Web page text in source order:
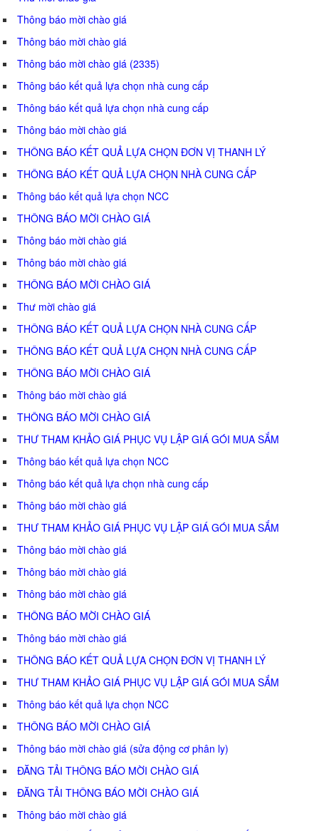
Thông báo mời chào giá
Thông báo mời chào giá
Thông báo mời chào giá (2335)
Thông báo kết quả lựa chọn nhà cung cấp
Thông báo kết quả lựa chọn nhà cung cấp
Thông báo mời chào giá
THÔNG BÁO KẾT QUẢ LỰA CHỌN ĐƠN VỊ THANH LÝ
THÔNG BÁO KẾT QUẢ LỰA CHỌN NHÀ CUNG CẤP
Thông báo kết quả lựa chọn NCC
THÔNG BÁO MỜI CHÀO GIÁ
Thông báo mời chào giá
Thông báo mời chào giá
THÔNG BÁO MỜI CHÀO GIÁ
Thư mời chào giá
THÔNG BÁO KẾT QUẢ LỰA CHỌN NHÀ CUNG CẤP
THÔNG BÁO KẾT QUẢ LỰA CHỌN NHÀ CUNG CẤP
THÔNG BÁO MỜI CHÀO GIÁ
Thông báo mời chào giá
THÔNG BÁO MỜI CHÀO GIÁ
THƯ THAM KHẢO GIÁ PHỤC VỤ LẬP GIÁ GÓI MUA SẮM
Thông báo kết quả lựa chọn NCC
Thông báo kết quả lựa chọn nhà cung cấp
Thông báo mời chào giá
THƯ THAM KHẢO GIÁ PHỤC VỤ LẬP GIÁ GÓI MUA SẮM
Thông báo mời chào giá
Thông báo mời chào giá
Thông báo mời chào giá
THÔNG BÁO MỜI CHÀO GIÁ
Thông báo mời chào giá
THÔNG BÁO KẾT QUẢ LỰA CHỌN ĐƠN VỊ THANH LÝ
THƯ THAM KHẢO GIÁ PHỤC VỤ LẬP GIÁ GÓI MUA SẮM
Thông báo kết quả lựa chọn NCC
THÔNG BÁO MỜI CHÀO GIÁ
Thông báo mời chào giá (sửa động cơ phân ly)
ĐĂNG TẢI THÔNG BÁO MỜI CHÀO GIÁ
ĐĂNG TẢI THÔNG BÁO MỜI CHÀO GIÁ
Thông báo mời chào giá